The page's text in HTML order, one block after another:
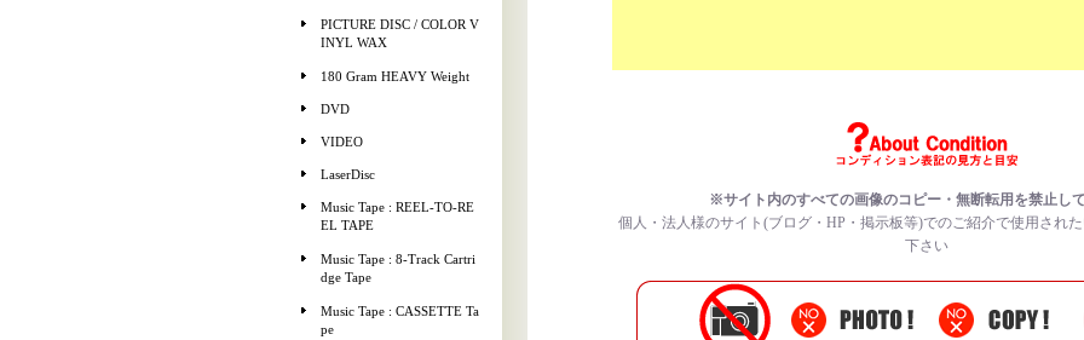
PICTURE DISC / COLOR V
INYL WAX
180 Gram HEAVY Weight
DVD
VIDEO
LaserDisc
Music Tape : REEL-TO-RE
EL TAPE
Music Tape : 8-Track Cartri
dge Tape
Music Tape : CASSETTE Ta
pe
※サイト内のすべての画像のコピー・無断転用を禁止し
個人・法人様のサイト(ブログ・HP・掲示板等)でのご紹介で使用され
下さい